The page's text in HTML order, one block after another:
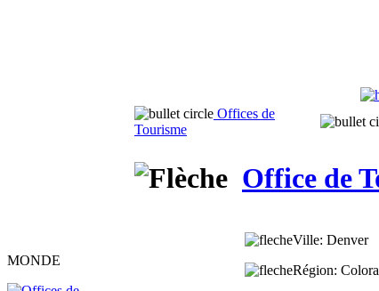
MONDE
Offices de
Tourisme
Office de
Ville: Denver
Région: